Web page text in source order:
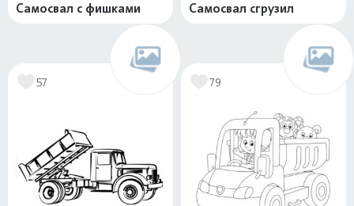
Самосвал с фишками Самосвал сгрузил
57 79